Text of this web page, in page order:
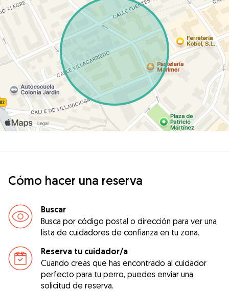
Cómo hacer una reserva
Buscar
Busca por código postal o dirección para ver una
lista de cuidadores de confianza en tu zona.
Reserva tu cuidador/a
Cuando creas que has encontrado al cuidador
perfecto para tu perro, puedes enviar una
solicitud de reserva.